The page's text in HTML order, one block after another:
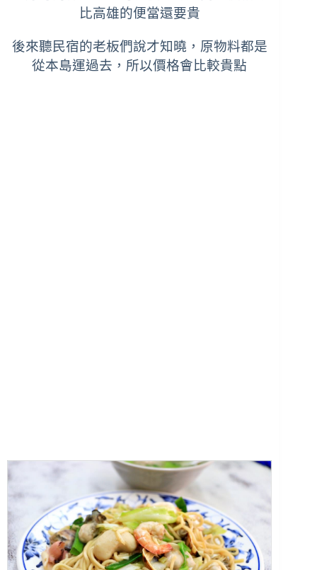
比高雄的便當還要貴
後來聽民宿的老板們說才知曉，原物料都是
從本島運過去，所以價格會比較貴點